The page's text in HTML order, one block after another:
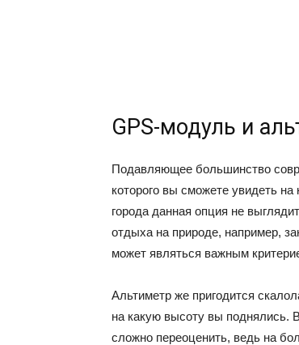
GPS-модуль и
Подавляющее большинство
которого вы сможете увидеть
города данная опция не
отдыха на природе, например,
может являться важным
Альтиметр же пригодится
на какую высоту вы поднялись.
сложно переоценить, ведь на